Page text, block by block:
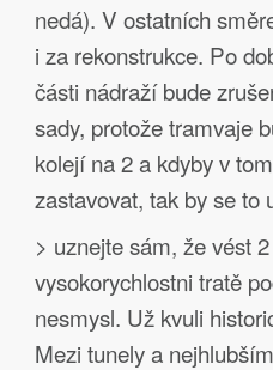
nedá). V ostatních
i za rekonstrukce. Po
části nádraží bude
sady, protože tramvaje
kolejí na 2 a kdyby v
zastavovat, tak by se to
> uznejte sám, že vést
vysokorychlostni tratě
nesmysl. Už kvuli
Mezi tunely a